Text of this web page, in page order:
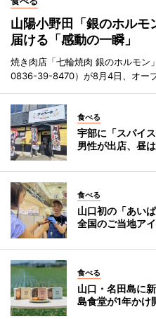
山陽小野田「銀のホル
届ける「感動の一瞬」
焼き肉店「七輪焼肉 銀のホルモン
0836-39-8470）が8月4日、オー
食べる
宇部に「スパイ
男性が出店、昼
食べる
山口初の「あい
全国のご当地ア
食べる
山口・名田島に
島食堂が1年かけ